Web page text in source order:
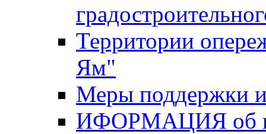
Территории
Ям"
Меры поддержки
ИФОРМАЦИЯ об